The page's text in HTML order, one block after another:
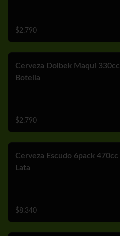
$2.790
Cerveza Dolbek Maqui 330cc
Botella
$2.790
Cerveza Escudo 6pack 470cc
Lata
$8.340